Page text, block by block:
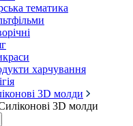
тематика
харчування
3D молди
3D молди